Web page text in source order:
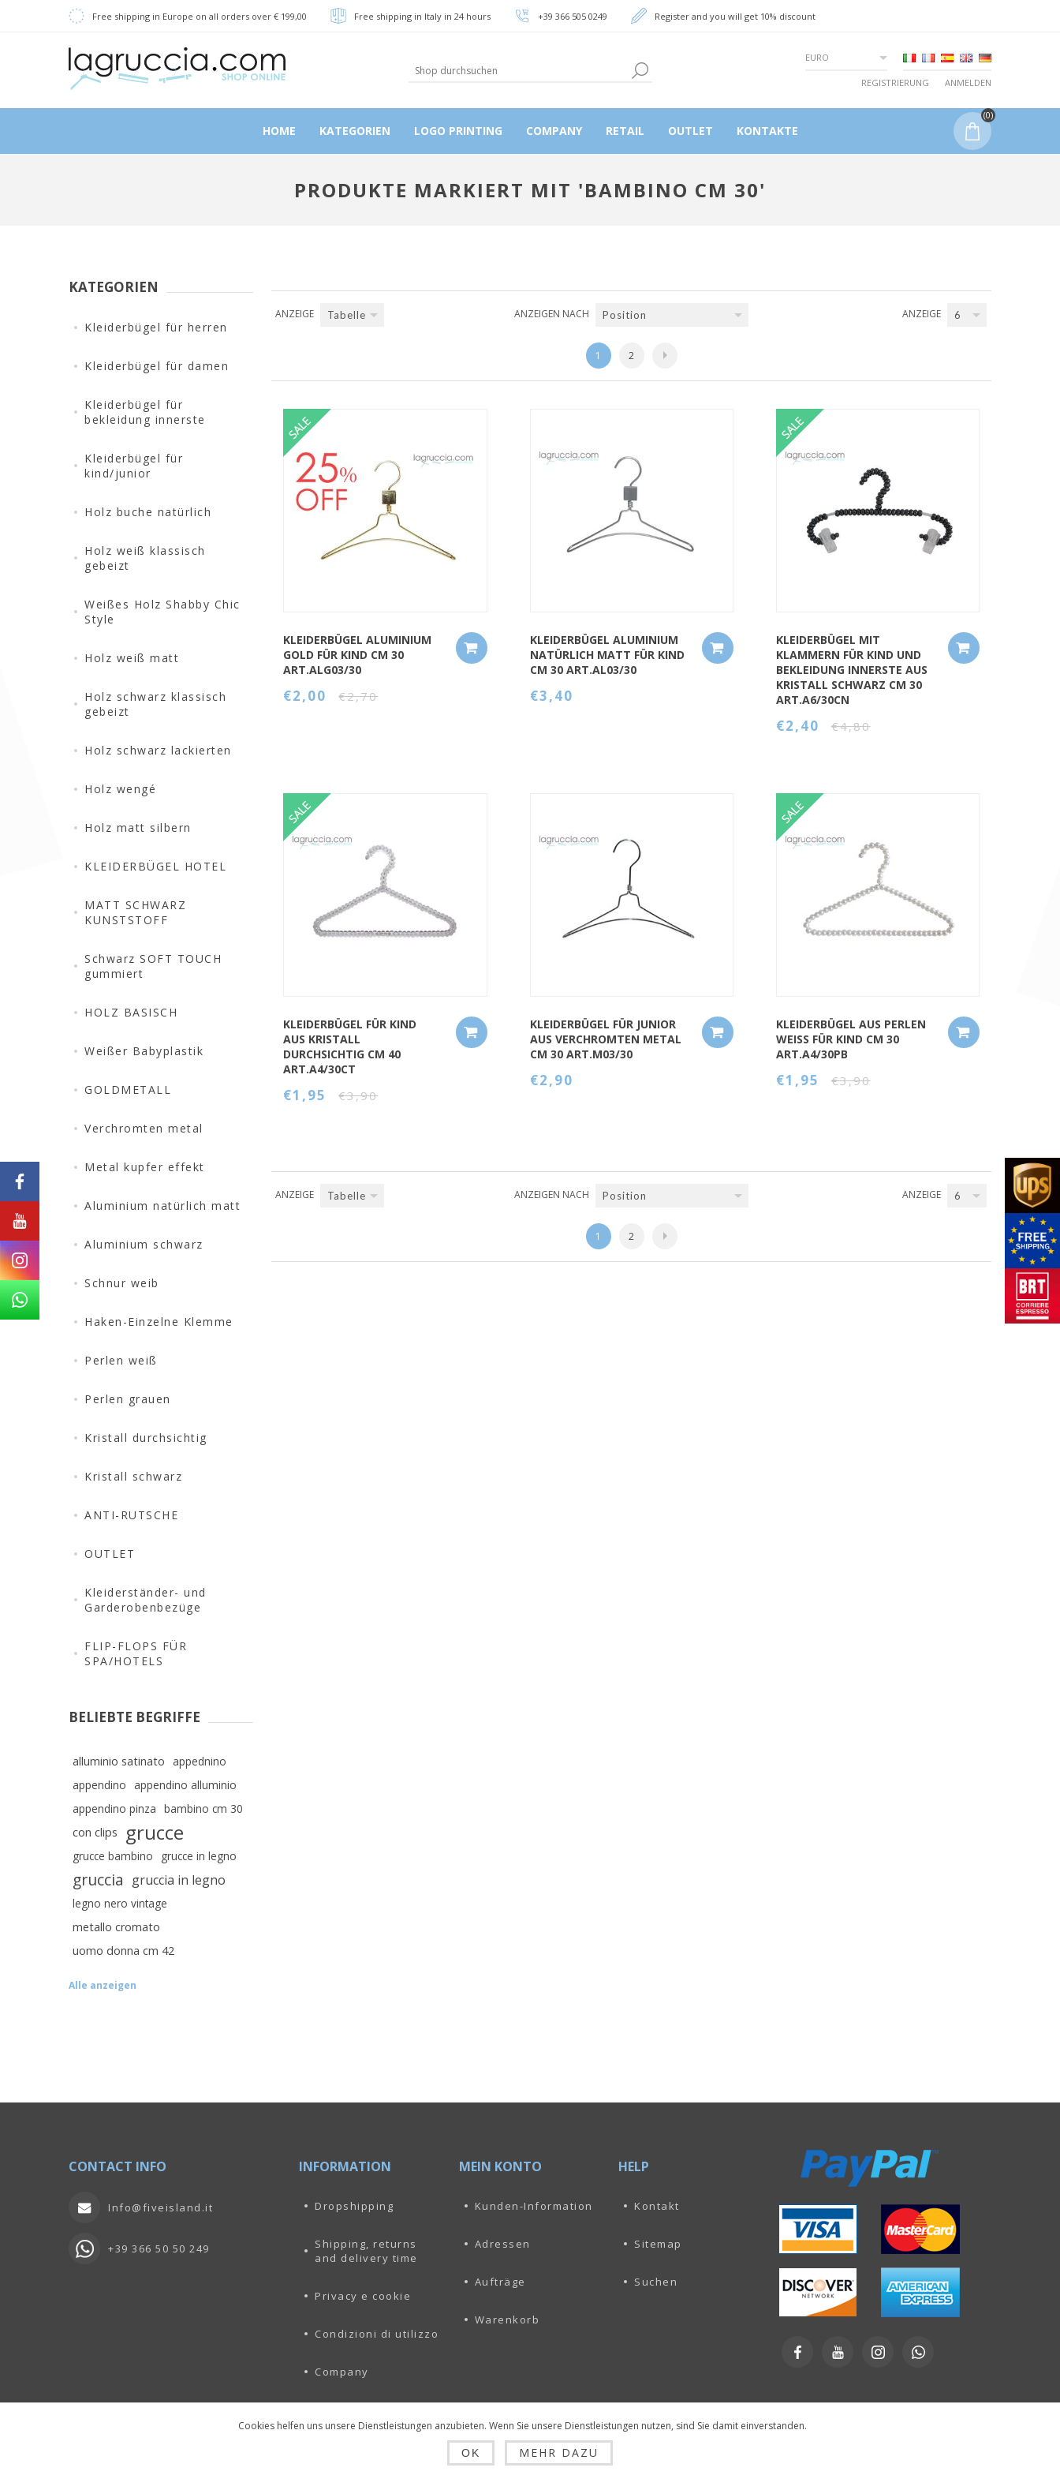
Free shipping in Europe on all orders over € 199,00 Free shipping in Italy in 24 hours +39 366 505 0249 Register and you will get 10% discount
EURO
REGISTRIERUNG ANMELDEN
HOME KATEGORIEN LOGO PRINTING COMPANY RETAIL OUTLET KONTAKTE
(0)
PRODUKTE MARKIERT MIT 'BAMBINO CM 30'
ANZEIGE Tabelle ANZEIGEN NACH Position ANZEIGE 6
1 2
QUICK VIEW
KLEIDERBÜGEL ALUMINIUM
GOLD FÜR KIND CM 30
ART.ALG03/30
€2,00 €2,70
KLEIDERBÜGEL ALUMINIUM
NATÜRLICH MATT FÜR KIND
CM 30 ART.AL03/30
€3,40
KLEIDERBÜGEL MIT
KLAMMERN FÜR KIND UND
BEKLEIDUNG INNERSTE AUS
KRISTALL SCHWARZ CM 30
ART.A6/30CN
€2,40 €4,80
KLEIDERBÜGEL FÜR KIND
AUS KRISTALL
DURCHSICHTIG CM 40
ART.A4/30CT
€1,95 €3,90
KLEIDERBÜGEL FÜR JUNIOR
AUS VERCHROMTEN METAL
CM 30 ART.M03/30
€2,90
KLEIDERBÜGEL AUS PERLEN
WEISS FÜR KIND CM 30
ART.A4/30PB
€1,95 €3,90
ANZEIGE Tabelle ANZEIGEN NACH Position ANZEIGE 6
1 2
KATEGORIEN
Kleiderbügel für herren
Kleiderbügel für damen
Kleiderbügel für
bekleidung innerste
Kleiderbügel für
kind/junior
Holz buche natürlich
Holz weiß klassisch
gebeizt
Weißes Holz Shabby Chic
Style
Holz weiß matt
Holz schwarz klassisch
gebeizt
Holz schwarz lackierten
Holz wengé
Holz matt silbern
KLEIDERBÜGEL HOTEL
MATT SCHWARZ
KUNSTSTOFF
Schwarz SOFT TOUCH
gummiert
HOLZ BASISCH
Weißer Babyplastik
GOLDMETALL
Verchromten metal
Metal kupfer effekt
Aluminium natürlich matt
Aluminium schwarz
Schnur weib
Haken-Einzelne Klemme
Perlen weiß
Perlen grauen
Kristall durchsichtig
Kristall schwarz
ANTI-RUTSCHE
OUTLET
Kleiderständer- und
Garderobenbezüge
FLIP-FLOPS FÜR
SPA/HOTELS
BELIEBTE BEGRIFFE
alluminio satinato
appednino
appendino
appendino alluminio
appendino pinza bambino cm 30
con clips
grucce
grucce bambino grucce in legno
gruccia gruccia in legno
legno nero vintage
metallo cromato
uomo donna cm 42
Alle anzeigen
CONTACT INFO
Info@fiveisland.it
+39 366 50 50 249
INFORMATION
Dropshipping
Shipping, returns
and delivery time
Privacy e cookie
Condizioni di utilizzo
Company
MEIN KONTO
Kunden-Information
Adressen
Aufträge
Warenkorb
HELP
Kontakt
Sitemap
Suchen
Cookies helfen uns unsere Dienstleistungen anzubieten. Wenn Sie unsere Dienstleistungen nutzen, sind Sie damit einverstanden.
OK MEHR DAZU